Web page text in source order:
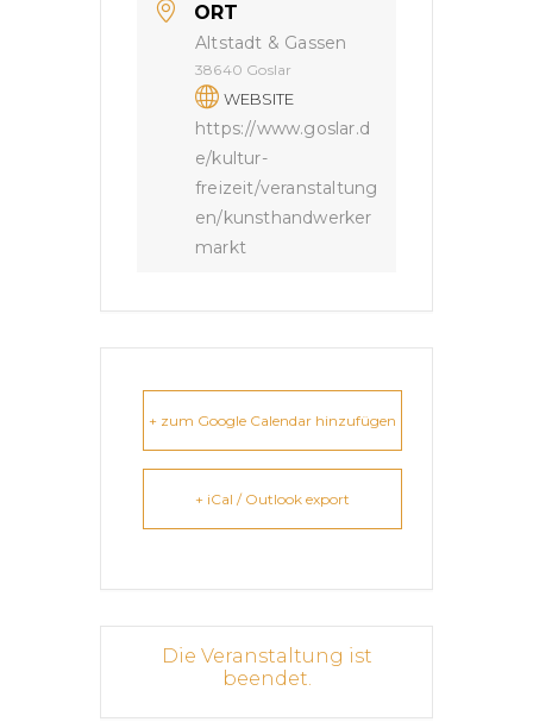
ORT
Altstadt & Gassen
38640 Goslar
WEBSITE
https://www.goslar.d
e/kultur-
freizeit/veranstaltung
en/kunsthandwerker
markt
+ zum Google Calendar hinzufügen
+ iCal / Outlook export
Die Veranstaltung ist
beendet.